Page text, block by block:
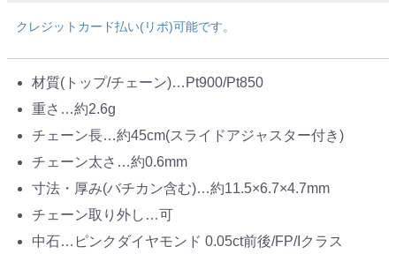
クレジットカード払い(リボ)可能です。
材質(トップ/チェーン)…Pt900/Pt850
重さ…約2.6g
チェーン長…約45cm(スライドアジャスター付き)
チェーン太さ…約0.6mm
寸法・厚み(バチカン含む)…約11.5×6.7×4.7mm
チェーン取り外し…可
中石…ピンクダイヤモンド 0.05ct前後/FP/Iクラス